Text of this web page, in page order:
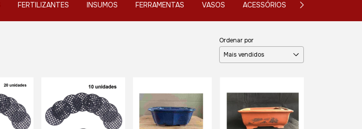
FERTILIZANTES INSUMOS FERRAMENTAS VASOS ACESSÓRIOS
Ordenar por